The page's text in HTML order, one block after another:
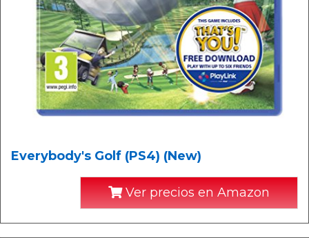
Everybody's Golf (PS4) (New)
Ver precios en Amazon